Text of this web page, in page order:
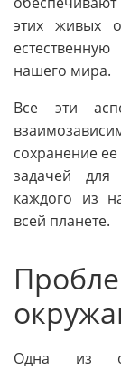
этих живых
нашего мира.
Все эти
сохранение
задачей для
каждого из
всей планете.
Одна из